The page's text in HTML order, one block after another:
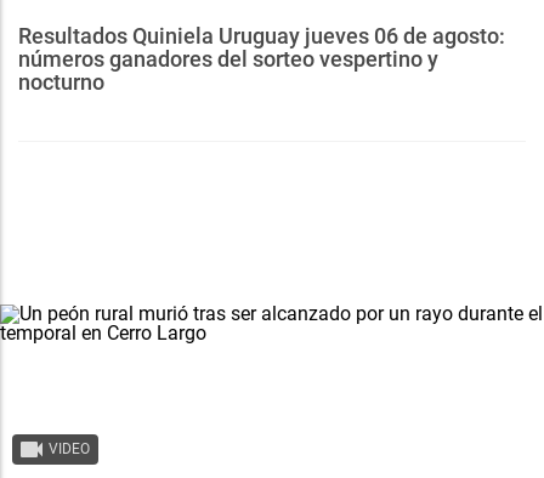
Resultados Quiniela Uruguay jueves 06 de agosto:
números ganadores del sorteo vespertino y
nocturno
VIDEO